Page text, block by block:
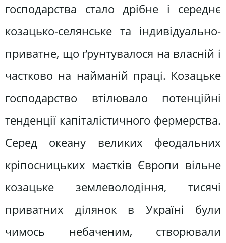
господарства стало дрібне і середнє
козацько-селянське та індивідуально-
приватне, що ґрунтувалося на власній і
частково на найманій праці. Козацьке
господарство втілювало потенційні
тенденції капіталістичного фермерства.
Серед океану великих феодальних
кріпосницьких маєтків Європи вільне
козацьке землеволодіння, тисячі
приватних ділянок в Україні були
чимось небаченим, створювали